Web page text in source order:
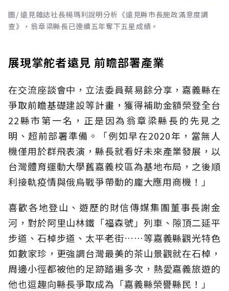
圖/ 遠見雜誌社長楊瑪利說明分析《遠見縣市長施政滿意度調
查》，翁章梁縣長已連續五年奪下五星成績。
展現掌舵者遠見 前瞻部署產業
在交流座談會中，立法委員蔡易餘分享，嘉義縣在
爭取前瞻基礎建設等計畫，獲得補助金額榮登全台
22縣市第一名，正是因為翁章梁縣長的先見之
明、超前部署準備。「例如早在2020年，當無人
機僅用於群飛表演，縣長就看好未來產業發展，以
台灣體育運動大學舊嘉義校區為基地布局，之後順
利接軌疫情與俄烏戰爭帶動的龐大應用商機！」
喜歡各地登山、遊歷的財信傳媒集團董事長謝金
河，對於阿里山林鐵「福森號」列車、隙頂二延平
步道、石棹步道、太平老街……等嘉義縣觀光特色
如數家珍，更強調台灣最美的茶山景觀就在石棹，
周邊小徑都被他的足跡踏遍多次，熱愛嘉義旅遊的
他也逗趣向縣長爭取成為「嘉義縣榮譽縣民！」